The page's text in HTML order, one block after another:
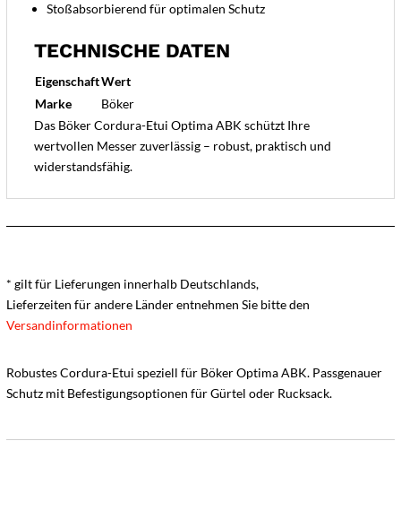
Stoßabsorbierend für optimalen Schutz
TECHNISCHE DATEN
EigenschaftWert
Marke
Böker
Das Böker Cordura-Etui Optima ABK schützt Ihre
wertvollen Messer zuverlässig – robust, praktisch und
widerstandsfähig.
* gilt für Lieferungen innerhalb Deutschlands,
Lieferzeiten für andere Länder entnehmen Sie bitte den
Versandinformationen
Robustes Cordura-Etui speziell für Böker Optima ABK. Passgenauer
Schutz mit Befestigungsoptionen für Gürtel oder Rucksack.